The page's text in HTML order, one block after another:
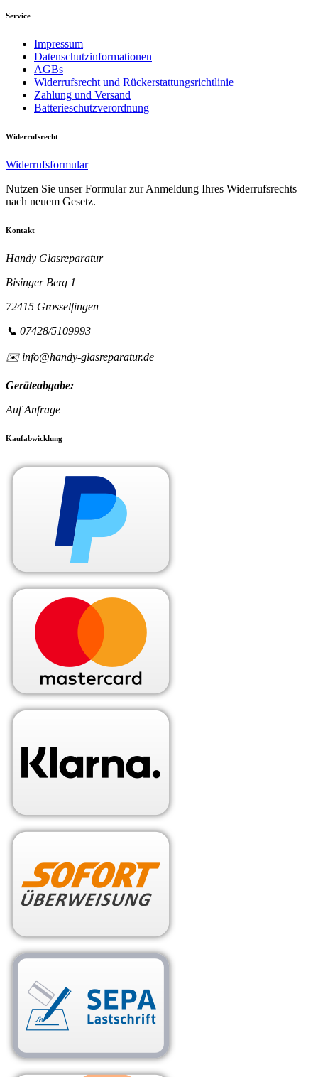
Service
Impressum
Datenschutzinformationen
AGBs
Widerrufsrecht und Rückerstattungsrichtlinie
Zahlung und Versand
Batterieschutzverordnung
Widerrufsrecht
Widerrufsformular
Nutzen Sie unser Formular zur Anmeldung Ihres Widerrufsrechts
nach neuem Gesetz.
Kontakt
Handy Glasreparatur
Bisinger Berg 1
72415 Grosselfingen
📞 07428/5109993
✉️ info@handy-glasreparatur.de
Geräteabgabe:
Auf Anfrage
Kaufabwicklung